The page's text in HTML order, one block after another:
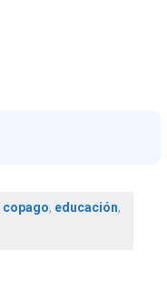
copago, educación,